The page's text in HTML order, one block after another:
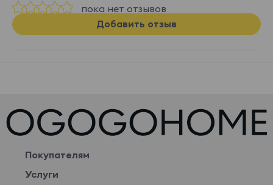
пока нет отзывов
Добавить отзыв
Покупателям
Услуги